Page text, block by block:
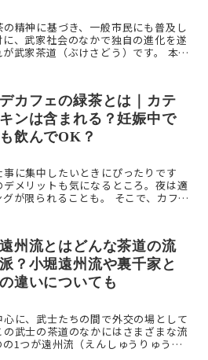
精神に基づき、一般市民にも普及し
、武家社会のなかで独自の進化を遂
武家茶道（ぶけさどう）です。 本記
デカフェの緑茶とは｜カテ
キンは含まれる？妊娠中で
も飲んでOK？
に集中したいときにぴったりです
メリットも気になるところ。夜は適
が限られることも。 そこで、カフェ
遠州流とはどんな茶道の流
派？小堀遠州流や裏千家と
の違いについても
に、武士たちの間で外交の場として
武士の茶道のなかにはさまざまな流
1つが遠州流（えんしゅうりゅう）